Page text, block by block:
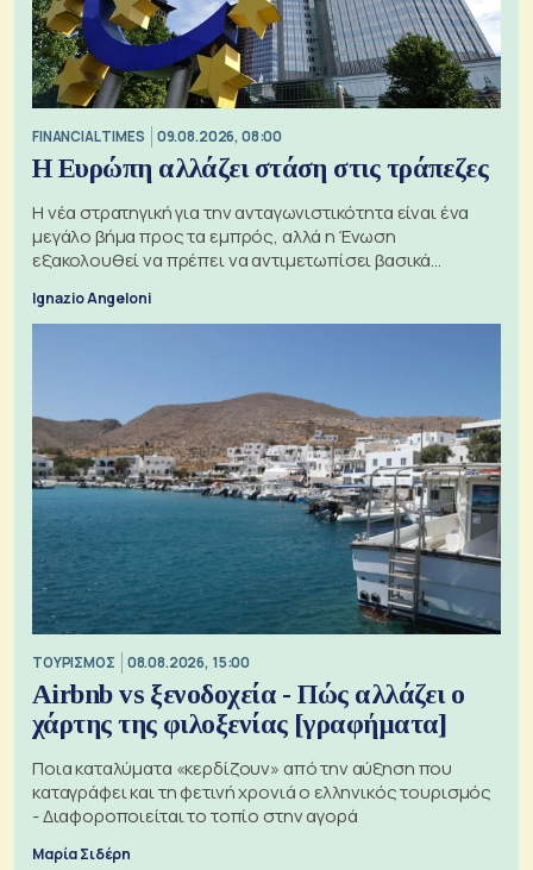
FINANCIAL TIMES 09.08.2026, 08:00
Η Ευρώπη αλλάζει στάση στις τράπεζες
Η νέα στρατηγική για την ανταγωνιστικότητα είναι ένα
μεγάλο βήμα προς τα εμπρός, αλλά η Ένωση
εξακολουθεί να πρέπει να αντιμετωπίσει βασικά
Ignazio Angeloni
ΤΟΥΡΙΣΜΟΣ 08.08.2026, 15:00
Airbnb vs ξενοδοχεία - Πώς αλλάζει ο
χάρτης της φιλοξενίας [γραφήματα]
Ποια καταλύματα «κερδίζουν» από την αύξηση που
καταγράφει και τη φετινή χρονιά ο ελληνικός τουρισμός
- Διαφοροποιείται το τοπίο στην αγορά
Μαρία Σιδέρη